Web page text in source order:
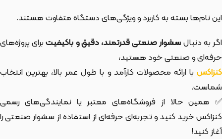
این نام‌ها بسته به کاربرد و ویژگی‌های دستگاه متفاوت هستند.
اگر به دنبالسشوار صنعتی قدرتمند، دقیق و باکیفیتبرای پروژه‌های
حرفه‌ای و صنعتی خود هستید،
کنزاکس با ارائه محصولات کارآمد و با طول عمر بالا، بهترین انتخاب
شماست.
✅ همین حالا از فروشگاه‌های معتبر یا نمایندگی‌های رسمی
کنزاکس خرید کنید و تجربه‌ای حرفه‌ای از استفاده از سشوار صنعتی را
آغاز کنید!